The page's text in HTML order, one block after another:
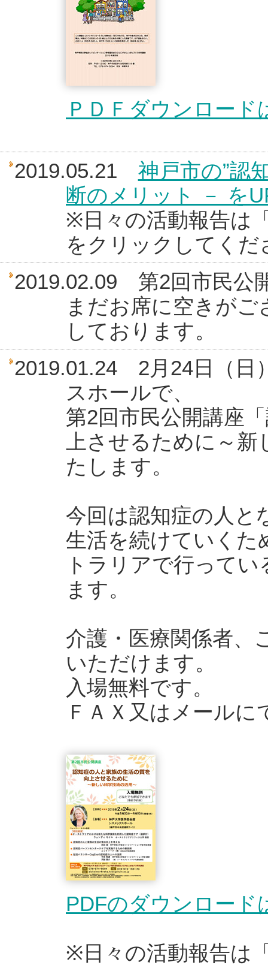
ＰＤＦダウンロード
2019.05.21 神戸市の”認
断のメリット － を
※日々の活動報告は
をクリックしてくだ
2019.02.09 第2回市民公
まだお席に空きが
しております。
2019.01.24 2月24日（日
スホールで、
第2回市民公開講座
上させるために～
たします。
今回は認知症の人と
生活を続けていくた
トラリアで行って
ます。
介護・医療関係者、
いただけます。
入場無料です。
ＦＡＸ又はメール
PDFのダウンロード
※日々の活動報告は